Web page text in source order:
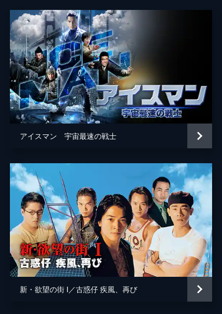
製作 ロイ・テー
アイスマン 宇宙最速の戦士
新・欲望の街 I／古惑仔 疾風、再び